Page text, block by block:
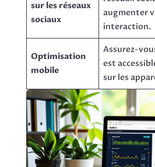
sur les réseaux
sociaux
augmenter
interaction.
Optimisation
mobile
Assurez-
est
sur les